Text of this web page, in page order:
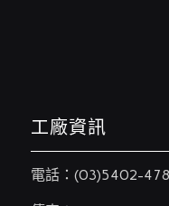
工廠資訊
電話： (03)5402-478